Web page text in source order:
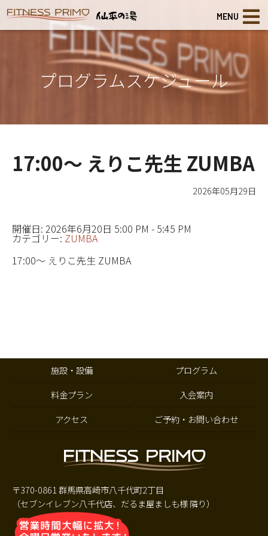
MENU
プログラムスケジュール
17:00～ えりこ先生 ZUMBA
2026年05月29日
開催日: 2026年6月20日 5:00 PM - 5:45 PM
カテゴリー: ZUMBA
17:00～ えりこ先生 ZUMBA
施設・設備
プログラム
料金プラン
入会案内
アクセス
ご予約・お問い合わせ
〒370-0861 群馬県高崎市八千代町2丁目
（セブンイレブン八千代店、だるま屋ましも様 隣り）